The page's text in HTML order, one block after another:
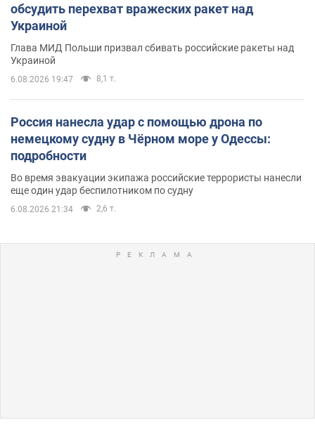
обсудить перехват вражеских ракет над
Украиной
Глава МИД Польши призвал сбивать российские ракеты над
Украиной
6.08.2026 19:47 8,1 т.
Россия нанесла удар с помощью дрона по
немецкому судну в Чёрном море у Одессы:
подробности
Во время эвакуации экипажа российские террористы нанесли
еще один удар беспилотником по судну
6.08.2026 21:34 2,6 т.